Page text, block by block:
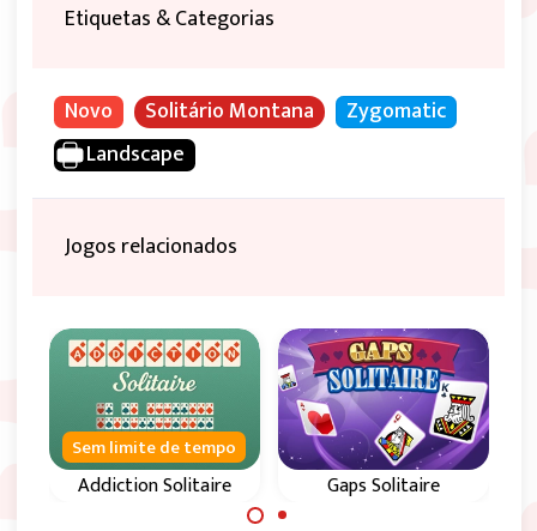
Etiquetas & Categorias
Novo Solitário Montana
Zygomatic
Landscape
Jogos relacionados
Addiction Solitaire
Sem limite de tempo
Gaps Solitaire